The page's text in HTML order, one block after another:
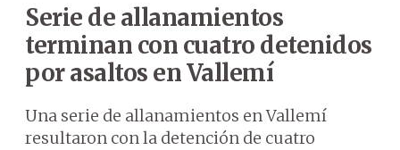
Serie de allanamientos
terminan con cuatro detenidos
por asaltos en Vallemí
Una serie de allanamientos en Vallemí
resultaron con la detención de cuatro